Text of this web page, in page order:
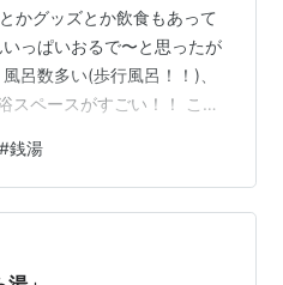
かグッズとか飲食もあって
っぱいおるで〜と思ったが
呂数多い(歩行風呂！！)、
スペースがすごい！！ こり
こ。 （20250917) ランキン
・銭湯・サウナ）
#銭湯